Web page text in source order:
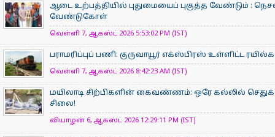
ஆடை உற்பத்தியில் புதுமையைப் புகுத்த வேண்டும் :
வேண்டுகோள்
வெள்ளி 7, ஆகஸ்ட் 2026 5:53:02 PM (IST)
பராமரிப்புப் பணி: குருவாயூர் எக்ஸ்பிரஸ் உள்ளிட்ட
வெள்ளி 7, ஆகஸ்ட் 2026 8:42:23 AM (IST)
மயிலாடி சிற்பிகளின் கைவண்ணம்: ஒரே கல்லில்
சிலை!
வியாழன் 6, ஆகஸ்ட் 2026 12:29:11 PM (IST)